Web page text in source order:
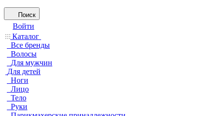
Поиск
Войти
Каталог
Все бренды
Волосы
Для мужчин
Для детей
Ноги
Лицо
Тело
Руки